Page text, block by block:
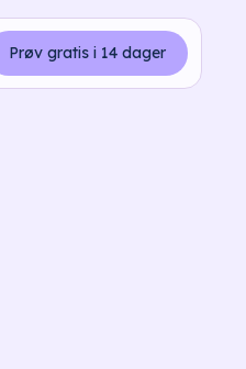
Prøv gratis i 14 dager